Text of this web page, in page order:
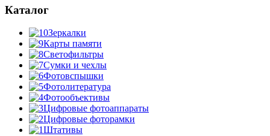
Каталог
Зеркалки
Карты памяти
Светофильтры
Сумки и чехлы
Фотовспышки
Фотолитература
Фотообъективы
Цифровые фотоаппараты
Цифровые фоторамки
Штативы